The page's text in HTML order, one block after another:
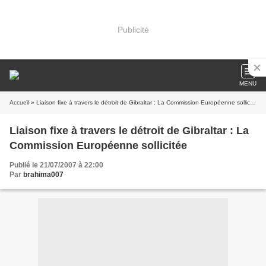
Publicité
MENU
Accueil » Liaison fixe à travers le détroit de Gibraltar : La Commission Européenne sollicitée
Liaison fixe à travers le détroit de Gibraltar : La
Commission Européenne sollicitée
Publié le 21/07/2007 à 22:00
Par brahima007